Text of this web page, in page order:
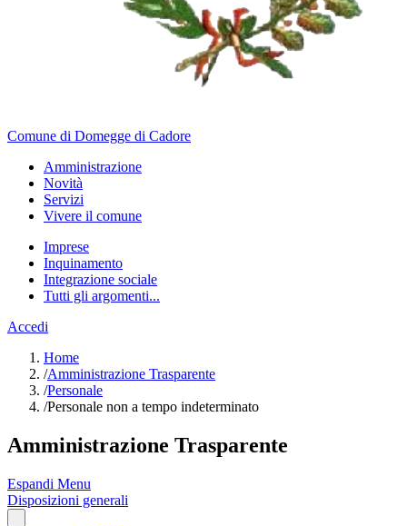
Comune di Domegge di Cadore
Amministrazione
Novità
Servizi
Vivere il comune
Imprese
Inquinamento
Integrazione sociale
Tutti gli argomenti...
Accedi
Home
/Amministrazione Trasparente
/Personale
/Personale non a tempo indeterminato
Amministrazione Trasparente
Espandi Menu
Disposizioni generali